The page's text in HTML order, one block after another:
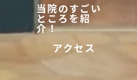
当院のすごい
ところを紹
介！
アクセス